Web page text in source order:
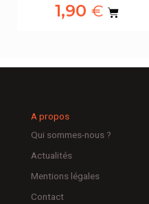
1,90€
A propos
Qui sommes-nous ?
Actualités
Mentions légales
Contact